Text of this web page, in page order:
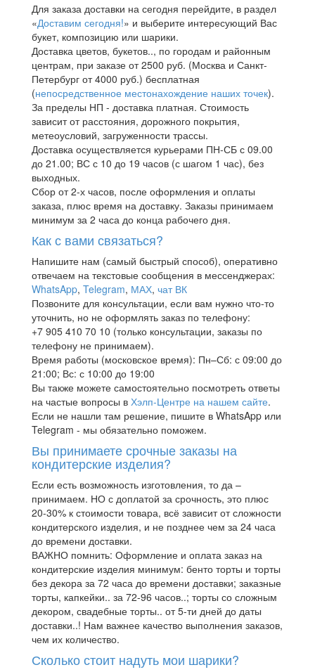
Для заказа доставки на сегодня перейдите, в раздел
«Доставим сегодня!» и выберите интересующий Вас
букет, композицию или шарики.
Доставка цветов, букетов.., по городам и районным
центрам, при заказе от 2500 руб. (Москва и Санкт-
Петербург от 4000 руб.) бесплатная
(непосредственное местонахождение наших точек).
За пределы НП - доставка платная. Стоимость
зависит от расстояния, дорожного покрытия,
метеоусловий, загруженности трассы.
Доставка осуществляется курьерами ПН-СБ с 09.00
до 21.00; ВС с 10 до 19 часов (с шагом 1 час), без
выходных.
Сбор от 2-х часов, после оформления и оплаты
заказа, плюс время на доставку. Заказы принимаем
минимум за 2 часа до конца рабочего дня.
Как с вами связаться?
Напишите нам (самый быстрый способ), оперативно
отвечаем на текстовые сообщения в мессенджерах:
WhatsApp, Telegram, МАХ, чат ВК
Позвоните для консультации, если вам нужно что-то
уточнить, но не оформлять заказ по телефону:
+7 905 410 70 10 (только консультации, заказы по
телефону не принимаем).
Время работы (московское время): Пн–Сб: с 09:00 до
21:00; Вс: с 10:00 до 19:00
Вы также можете самостоятельно посмотреть ответы
на частые вопросы в Хэлп-Центре на нашем сайте.
Если не нашли там решение, пишите в WhatsApp или
Telegram - мы обязательно поможем.
Вы принимаете срочные заказы на
кондитерские изделия?
Если есть возможность изготовления, то да –
принимаем. НО с доплатой за срочность, это плюс
20-30% к стоимости товара, всё зависит от сложности
кондитерского изделия, и не позднее чем за 24 часа
до времени доставки.
ВАЖНО помнить: Оформление и оплата заказ на
кондитерские изделия минимум: бенто торты и торты
без декора за 72 часа до времени доставки; заказные
торты, капкейки.. за 72-96 часов..; торты со сложным
декором, свадебные торты.. от 5-ти дней до даты
доставки..! Нам важнее качество выполнения заказов,
чем их количество.
Сколько стоит надуть мои шарики?